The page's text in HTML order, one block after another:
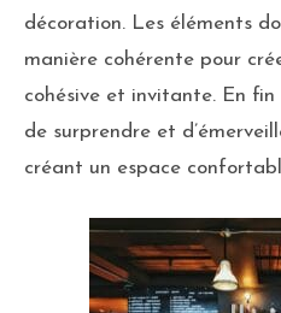
décoration. Les éléments
manière cohérente pour
cohésive et invitante. En
de surprendre et
créant un espace